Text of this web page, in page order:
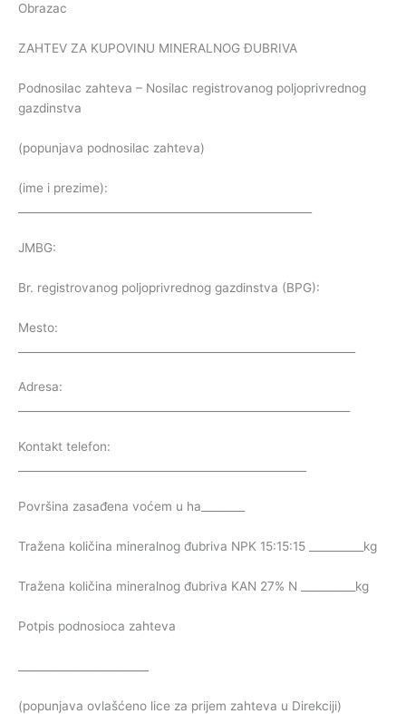
Obrazac
ZAHTEV ZA KUPOVINU MINERALNOG ĐUBRIVA
Podnosilac zahteva – Nosilac registrovanog poljoprivrednog
gazdinstva
(popunjava podnosilac zahteva)
(ime i prezime):
JMBG:
Br. registrovanog poljoprivrednog gazdinstva (BPG):
Mesto:
Adresa:
Kontakt telefon:
Površina zasađena voćem u ha________
Tražena količina mineralnog đubriva NPK 15:15:15 __________kg
Tražena količina mineralnog đubriva KAN 27% N __________kg
Potpis podnosioca zahteva
(popunjava ovlašćeno lice za prijem zahteva u Direkciji)